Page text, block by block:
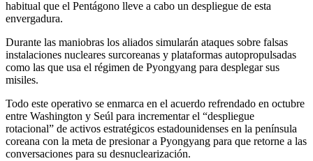
habitual que el Pentágono lleve a cabo un despliegue de esta
envergadura.
Durante las maniobras los aliados simularán ataques sobre falsas
instalaciones nucleares surcoreanas y plataformas autopropulsadas
como las que usa el régimen de Pyongyang para desplegar sus
misiles.
Todo este operativo se enmarca en el acuerdo refrendado en octubre
entre Washington y Seúl para incrementar el “despliegue
rotacional” de activos estratégicos estadounidenses en la península
coreana con la meta de presionar a Pyongyang para que retorne a las
conversaciones para su desnuclearización.